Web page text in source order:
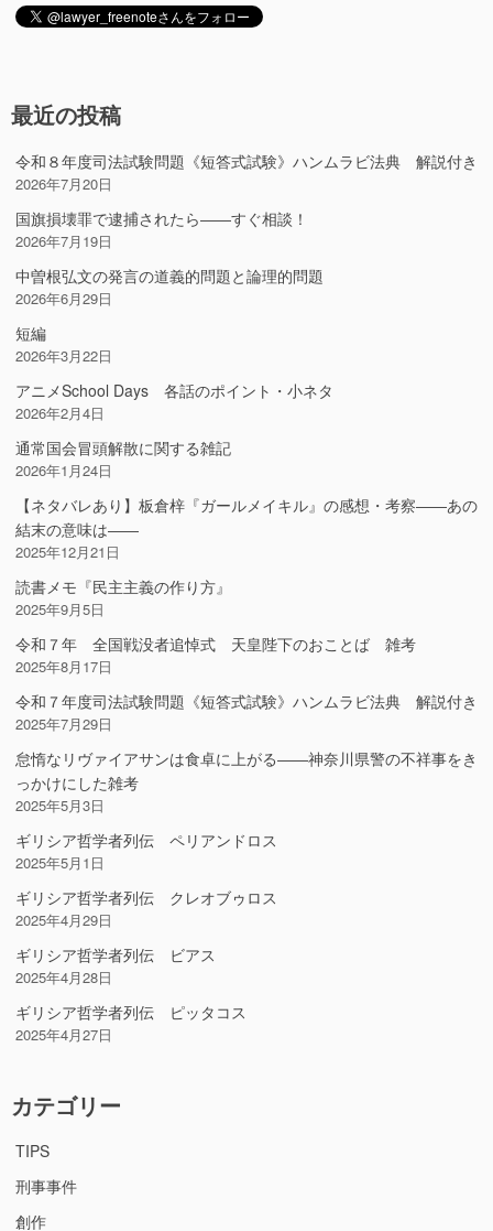
最近の投稿
令和８年度司法試験問題《短答式試験》ハンムラビ法典 解説付き
2026年7月20日
国旗損壊罪で逮捕されたら――すぐ相談！
2026年7月19日
中曽根弘文の発言の道義的問題と論理的問題
2026年6月29日
短編
2026年3月22日
アニメSchool Days 各話のポイント・小ネタ
2026年2月4日
通常国会冒頭解散に関する雑記
2026年1月24日
【ネタバレあり】板倉梓『ガールメイキル』の感想・考察――あの
結末の意味は――
2025年12月21日
読書メモ『民主主義の作り方』
2025年9月5日
令和７年 全国戦没者追悼式 天皇陛下のおことば 雑考
2025年8月17日
令和７年度司法試験問題《短答式試験》ハンムラビ法典 解説付き
2025年7月29日
怠惰なリヴァイアサンは食卓に上がる――神奈川県警の不祥事をき
っかけにした雑考
2025年5月3日
ギリシア哲学者列伝 ペリアンドロス
2025年5月1日
ギリシア哲学者列伝 クレオブゥロス
2025年4月29日
ギリシア哲学者列伝 ビアス
2025年4月28日
ギリシア哲学者列伝 ピッタコス
2025年4月27日
カテゴリー
TIPS
刑事事件
創作